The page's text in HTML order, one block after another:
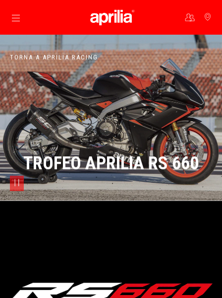
Vai al contenuto principale
TORNA A APRILIA RACING
pause
TROFEO APRILIA RS 660